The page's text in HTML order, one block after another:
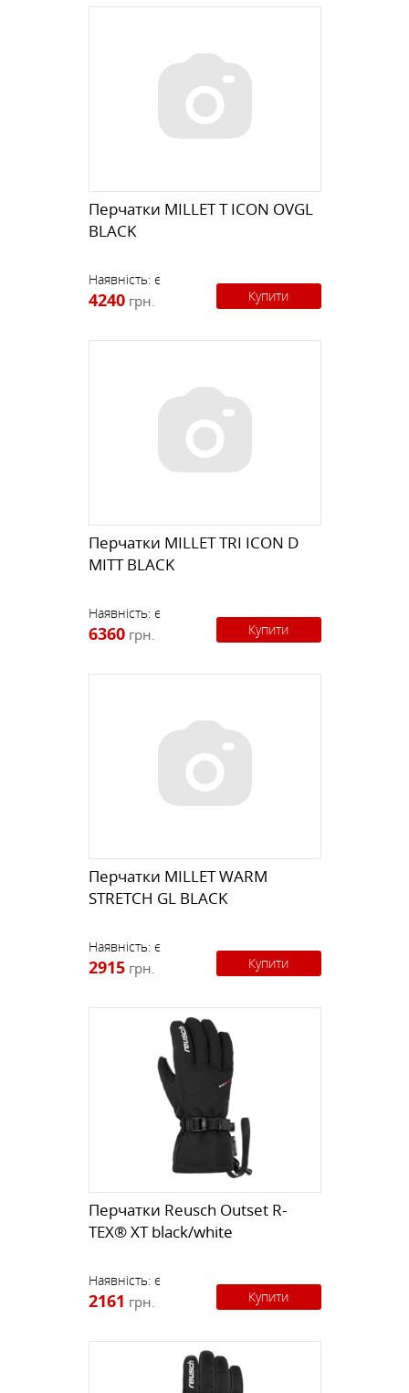
Перчатки MILLET T ICON OVGL
BLACK
Наявність: є
4240 грн. Купити
Перчатки MILLET TRI ICON D
MITT BLACK
Наявність: є
6360 грн. Купити
Перчатки MILLET WARM
STRETCH GL BLACK
Наявність: є
2915 грн. Купити
Перчатки Reusch Outset R-
TEX® XT black/white
Наявність: є
2161 грн. Купити